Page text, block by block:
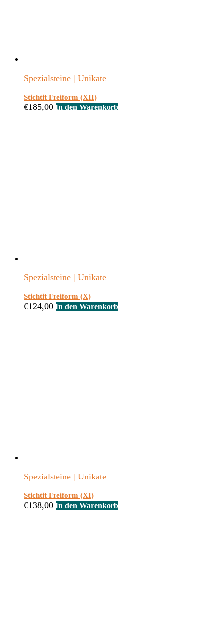
Spezialsteine | Unikate
Stichtit Freiform (XII)
€185,00 In den Warenkorb
Spezialsteine | Unikate
Stichtit Freiform (X)
€124,00 In den Warenkorb
Spezialsteine | Unikate
Stichtit Freiform (XI)
€138,00 In den Warenkorb